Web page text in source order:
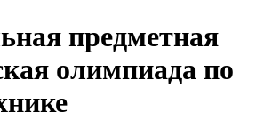
предметная
олимпиада по